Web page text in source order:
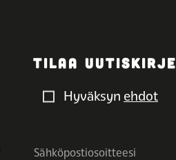
TILAA UUTISKIRJE
Hyväksyn ehdot